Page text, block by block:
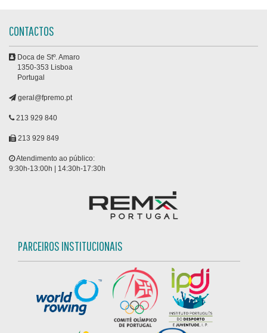
CONTACTOS
Doca de Stº. Amaro
1350-353 Lisboa
Portugal
geral@fpremo.pt
213 929 840
213 929 849
Atendimento ao público:
9:30h-13:00h | 14:30h-17:30h
PARCEIROS INSTITUCIONAIS